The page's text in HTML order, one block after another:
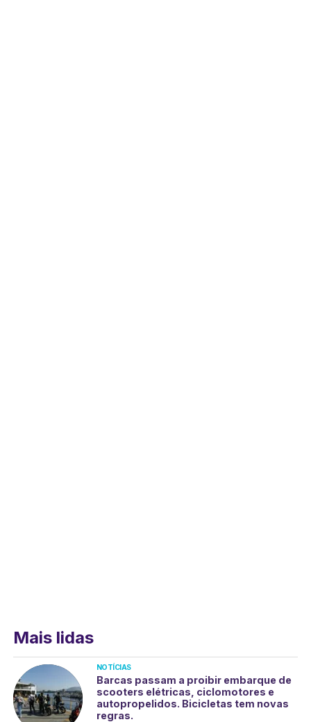
Mais lidas
NOTÍCIAS
Barcas passam a proibir embarque de
scooters elétricas, ciclomotores e
autopropelidos. Bicicletas tem novas
regras.